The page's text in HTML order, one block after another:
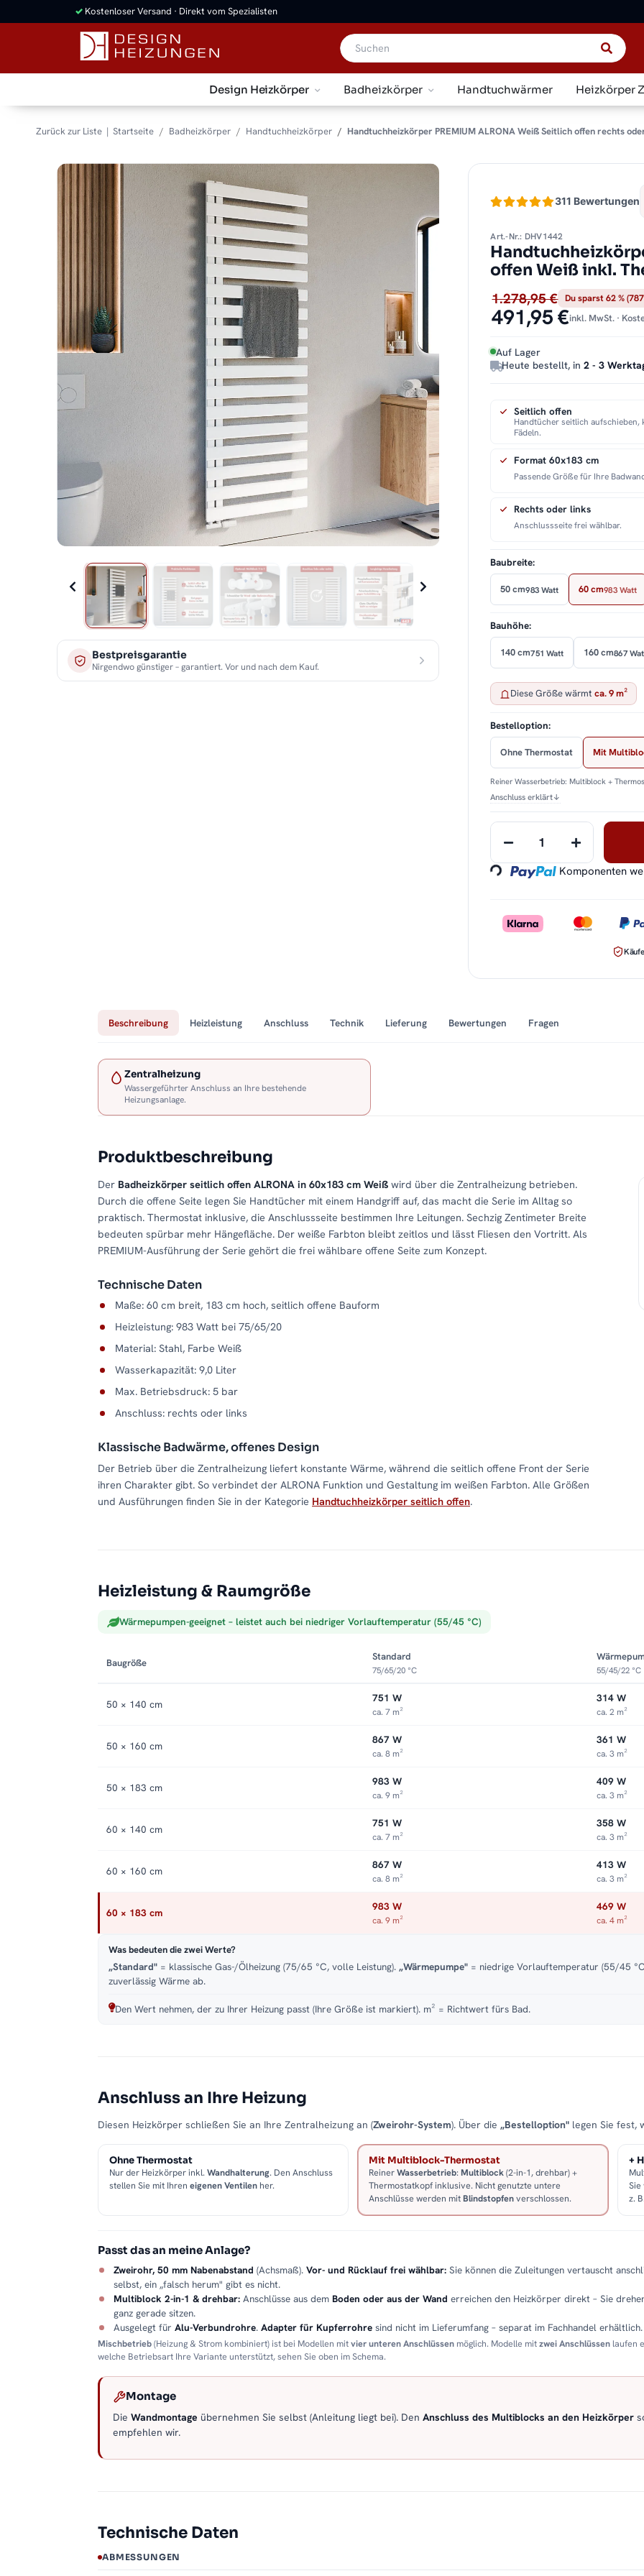
✓ Kostenloser Versand · Direkt vom Spezialisten
Design Heizkörper Badheizkörper Handtuchwärmer Heizkörper
Zurück zur Liste Startseite Badheizkörper Handtuchheizkörper Handtuchheizkörper PREMIUM ALRONA Weiß Seitlich offen rechts
Bestpreisgarantie
Nirgendwo günstiger – garantiert. Vor und nach dem Kauf.
311 Bewertungen
Art.-Nr.: DHV1442
offen Weiß inkl.
1.278,95 € Du sparst 62 %
491,95 €inkl. MwSt. ·
Auf Lager
Heute bestellt, in2 - 3
Seitlich offen
Handtücher seitlich aufschieben,
Fädeln.
Format 60x183 cm
Passende Größe für Ihre
Rechts oder links
Anschlussseite frei wählbar.
Baubreite:
50 cm983 Watt 60 cm983 Watt
Bauhöhe:
140 cm751 Watt 160 cm867
Diese Größe wärmtca. 9 m²
Bestelloption:
Ohne Thermostat Mit
Reiner Wasserbetrieb: Multiblock +
Anschluss erklärt↓
Loading... Komponenten
Beschreibung Heizleistung Anschluss Technik Lieferung Bewertungen Fragen
Zentralheizung
Wassergeführter Anschluss an Ihre bestehende
Heizungsanlage.
Produktbeschreibung
Der Badheizkörper seitlich offen ALRONA in 60x183 cm Weiß wird über die Zentralheizung betrieben.
Durch die offene Seite legen Sie Handtücher mit einem Handgriff auf, das macht die Serie im Alltag so
praktisch. Thermostat inklusive, die Anschlussseite bestimmen Ihre Leitungen. Sechzig Zentimeter Breite
bedeuten spürbar mehr Hängefläche. Der weiße Farbton bleibt zeitlos und lässt Fliesen den Vortritt. Als
PREMIUM-Ausführung der Serie gehört die frei wählbare offene Seite zum Konzept.
Technische Daten
Maße: 60 cm breit, 183 cm hoch, seitlich offene Bauform
Heizleistung: 983 Watt bei 75/65/20
Material: Stahl, Farbe Weiß
Wasserkapazität: 9,0 Liter
Max. Betriebsdruck: 5 bar
Anschluss: rechts oder links
Klassische Badwärme, offenes Design
Der Betrieb über die Zentralheizung liefert konstante Wärme, während die seitlich offene Front der Serie
ihren Charakter gibt. So verbindet der ALRONA Funktion und Gestaltung im weißen Farbton. Alle Größen
und Ausführungen finden Sie in der Kategorie Handtuchheizkörper seitlich offen.
Heizleistung & Raumgröße
Wärmepumpen-geeignet – leistet auch bei niedriger Vorlauftemperatur (55/45 °C)
Baugröße
Standard
75/65/20 °C 55/45/22 °C
50 × 140 cm 751 W
ca. 7 m²
314 W
ca. 2 m²
50 × 160 cm 867 W
ca. 8 m²
361 W
ca. 3 m²
50 × 183 cm 983 W
ca. 9 m²
409 W
ca. 3 m²
60 × 140 cm 751 W
ca. 7 m²
358 W
ca. 3 m²
60 × 160 cm 867 W
ca. 8 m²
413 W
ca. 3 m²
60 × 183 cm 983 W
ca. 9 m²
469 W
ca. 4 m²
Was bedeuten die zwei Werte?
„Standard" = klassische Gas-/Ölheizung (75/65 °C, volle Leistung). „Wärmepumpe" = niedrige Vorlauftemperatur (55/45
zuverlässig Wärme ab.
Den Wert nehmen, der zu Ihrer Heizung passt (Ihre Größe ist markiert). m² = Richtwert fürs Bad.
Anschluss an Ihre Heizung
Diesen Heizkörper schließen Sie an Ihre Zentralheizung an (Zweirohr-System). Über die „Bestelloption" legen Sie fest,
Ohne Thermostat
Nur der Heizkörper inkl. Wandhalterung. Den Anschluss
stellen Sie mit Ihren eigenen Ventilen her.
Mit Multiblock-Thermostat
ReinerWasserbetrieb:Multiblock(2-in-1, drehbar) +
Thermostatkopf inklusive. Nicht genutzte untere
Anschlüsse werden mitBlindstopfenverschlossen.
+
z.
Passt das an meine Anlage?
Zweirohr, 50 mm Nabenabstand (Achsmaß). Vor- und Rücklauf frei wählbar: Sie können die Zuleitungen vertauscht
selbst, ein „falsch herum" gibt es nicht.
Multiblock 2-in-1 & drehbar: Anschlüsse aus dem Boden oder aus der Wand erreichen den Heizkörper direkt – Sie
ganz gerade sitzen.
Ausgelegt für Alu-Verbundrohre. Adapter für Kupferrohre sind nicht im Lieferumfang – separat im Fachhandel erhältlich.
Mischbetrieb(Heizung & Strom kombiniert) ist bei Modellen mitvier unteren Anschlüssen möglich. Modelle mitzwei Anschlüssen laufen
welche Betriebsart Ihre Variante unterstützt, sehen Sie oben im Schema.
Montage
Die Wandmontage übernehmen Sie selbst (Anleitung liegt bei). Den Anschluss des Multiblocks an den Heizkörper
empfehlen wir.
Technische Daten
ABMESSUNGEN